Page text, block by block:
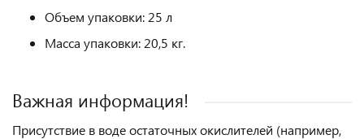
Объем упаковки: 25 л
Масса упаковки: 20,5 кг.
Важная информация!
Присутствие в воде остаточных окислителей (например,